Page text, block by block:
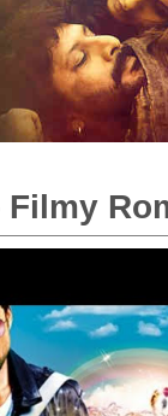
Filmy